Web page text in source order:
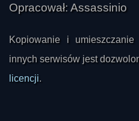
Opracował: Assassinio
Kopiowanie i
innych serwisów jest
licencji.
calys